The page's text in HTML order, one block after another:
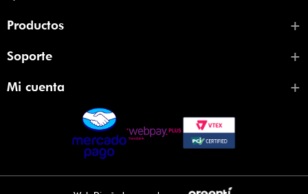
Productos +
Soporte +
Mi cuenta +